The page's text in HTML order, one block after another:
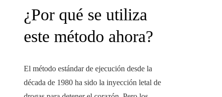
¿Por qué se utiliza
este método ahora?
El método estándar de ejecución desde la
década de 1980 ha sido la inyección letal de